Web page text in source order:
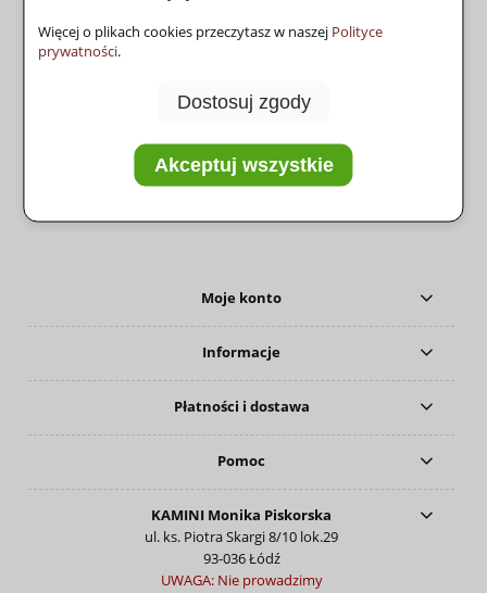
Więcej o plikach cookies przeczytasz w naszej Polityce
prywatności.
Dostosuj zgody
Akceptuj wszystkie
szt.
Clover
zapytaj o produkt
poleć znajomemu
Moje konto
Informacje
Płatności i dostawa
Pomoc
KAMINI Monika Piskorska
ul. ks. Piotra Skargi 8/10 lok.29
93-036 Łódź
UWAGA: Nie prowadzimy